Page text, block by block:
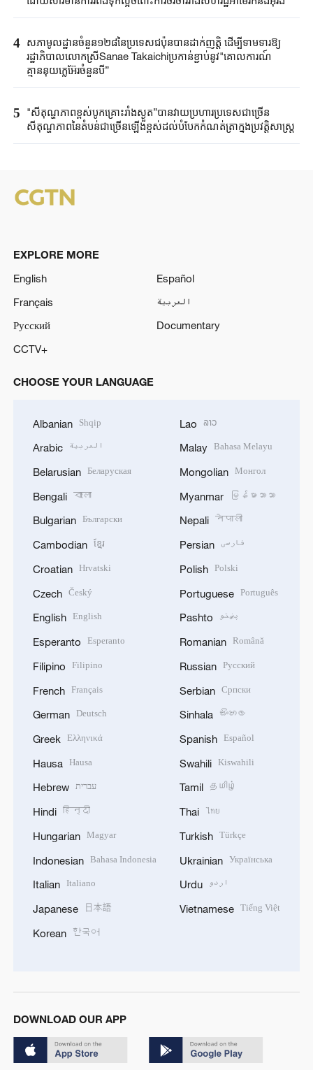
4 សភាមូលដ្ឋានចំនួន១២៨នៃប្រទេសជប៉ុនបានដាក់ញត្តិ ដើម្បីទាមទារឱ្យ
រដ្ឋាភិបាលលោកស្រីSanae Takaichiប្រកាន់ខ្ជាប់នូវ"គោលការណ៍
គ្មាននុយក្លេអ៊ែរចំនួនបី”
5
"សីតុណ្ហភាពខ្ពស់បូកគ្រោះរាំងស្ងួត”បានវាយប្រហារប្រទេសជាច្រើន
សីតុណ្ហភាពនៃតំបន់ជាច្រើនឡើងខ្ពស់ដល់បំបែកកំណត់ត្រាក្នុងប្រវត្តិសាស្ត្រ
EXPLORE MORE
English
Español
Français
العربية
Русский
Documentary
CCTV+
CHOOSE YOUR LANGUAGE
Albanian Shqip
Arabic العربية
Belarusian Беларуская
Bengali বাংলা
Bulgarian Български
Cambodian ខ្មែរ
Croatian Hrvatski
Czech Český
English English
Esperanto Esperanto
Filipino Filipino
French Français
German Deutsch
Greek Ελληνικά
Hausa Hausa
Hebrew עברית
Hindi हिन्दी
Hungarian Magyar
Indonesian Bahasa Indonesia
Italian Italiano
Japanese 日本語
Korean 한국어
Lao ລາວ
Malay Bahasa Melayu
Mongolian Монгол
Myanmar မြန်မာဘာသာ
Nepali नेपाली
Persian فارسی
Polish Polski
Portuguese Português
Pashto پښتو
Romanian Română
Russian Русский
Serbian Српски
Sinhala සිංහල
Spanish Español
Swahili Kiswahili
Tamil தமிழ்
Thai ไทย
Turkish Türkçe
Ukrainian Українська
Urdu اردو
Vietnamese Tiếng Việt
DOWNLOAD OUR APP